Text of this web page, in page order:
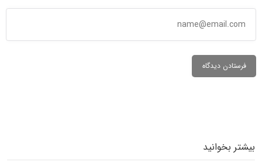
بیشتر بخوانید